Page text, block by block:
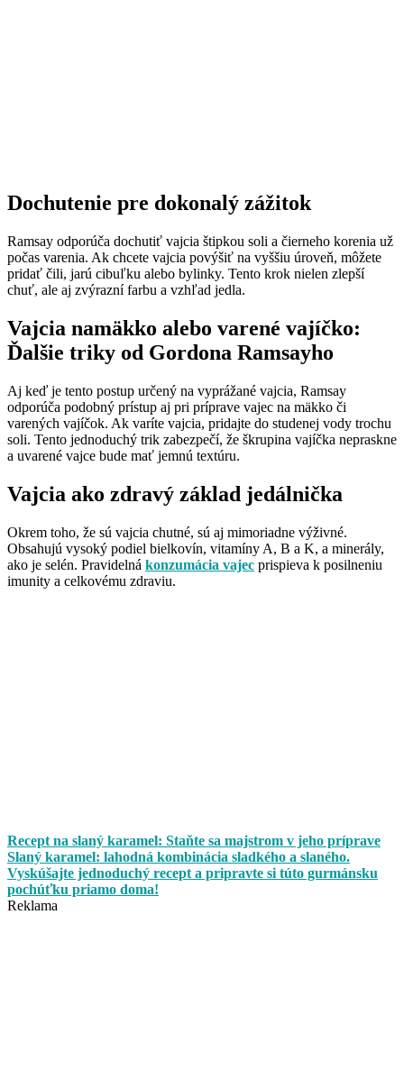
Dochutenie pre dokonalý zážitok
Ramsay odporúča dochutiť vajcia štipkou soli a čierneho korenia už
počas varenia. Ak chcete vajcia povýšiť na vyššiu úroveň, môžete
pridať čili, jarú cibuľku alebo bylinky. Tento krok nielen zlepší
chuť, ale aj zvýrazní farbu a vzhľad jedla.
Vajcia namäkko alebo varené vajíčko:
Ďalšie triky od Gordona Ramsayho
Aj keď je tento postup určený na vyprážané vajcia, Ramsay
odporúča podobný prístup aj pri príprave vajec na mäkko či
varených vajíčok. Ak varíte vajcia, pridajte do studenej vody trochu
soli. Tento jednoduchý trik zabezpečí, že škrupina vajíčka nepraskne
a uvarené vajce bude mať jemnú textúru.
Vajcia ako zdravý základ jedálnička
Okrem toho, že sú vajcia chutné, sú aj mimoriadne výživné.
Obsahujú vysoký podiel bielkovín, vitamíny A, B a K, a minerály,
ako je selén. Pravidelná konzumácia vajec prispieva k posilneniu
imunity a celkovému zdraviu.
Recept na slaný karamel: Staňte sa majstrom v jeho príprave
Slaný karamel: lahodná kombinácia sladkého a slaného.
Vyskúšajte jednoduchý recept a pripravte si túto gurmánsku
pochúťku priamo doma!
Reklama